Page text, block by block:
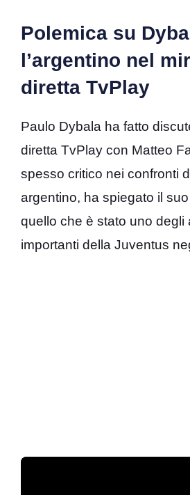
Polemica su
l’argentino nel
diretta TvPlay
Paulo Dybala ha fatto
diretta TvPlay con Matteo
spesso critico nei confronti
argentino, ha spiegato il
quello che è stato uno degli
importanti della Juventus